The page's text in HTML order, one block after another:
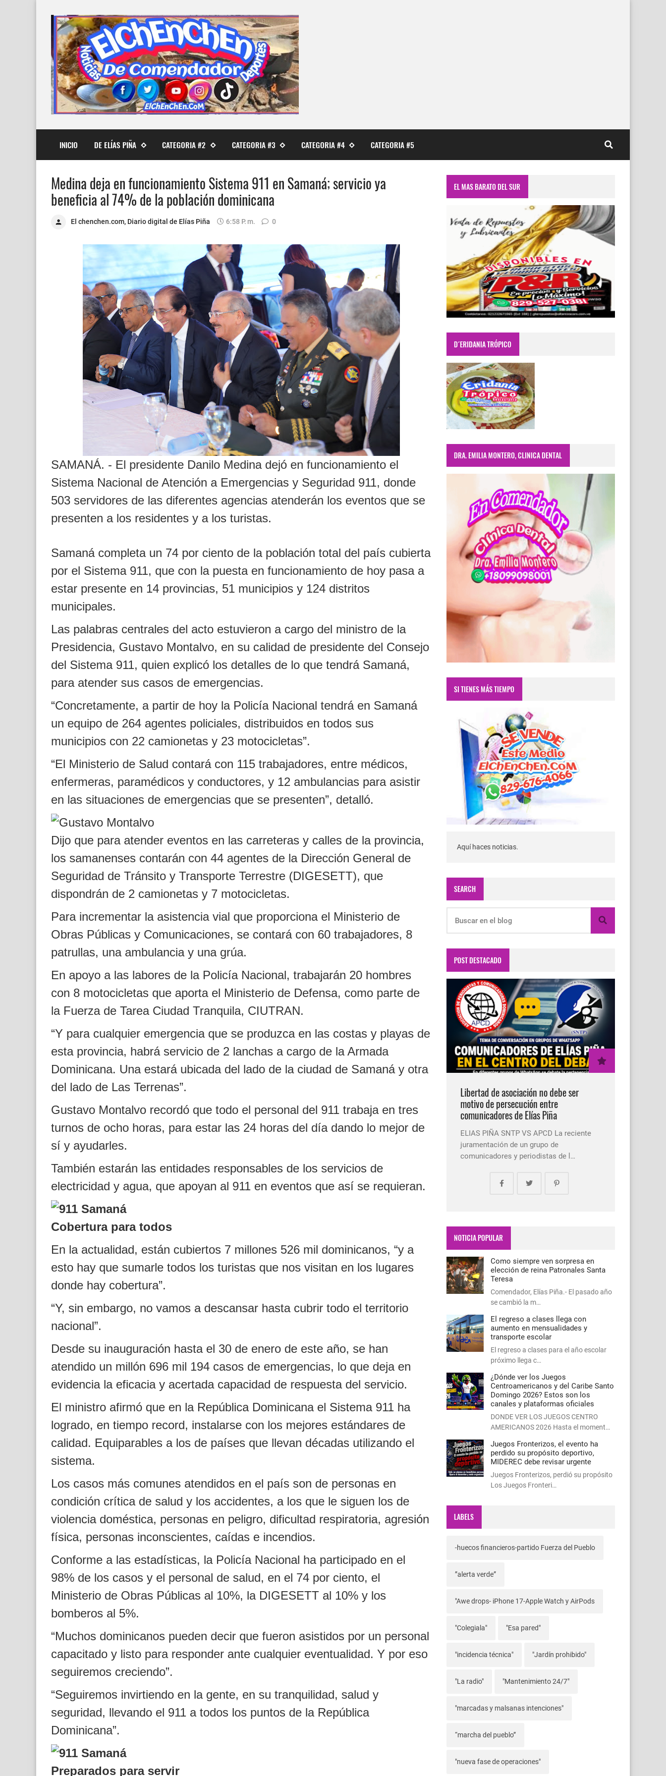
INICIO DE ELÍAS PIÑA CATEGORIA #2 CATEGORIA #3 CATEGORIA #4 CATEGORIA #5
Medina deja en funcionamiento Sistema 911 en Samaná; servicio ya
beneficia al 74% de la población dominicana
El chenchen.com, Diario digital de Elías Piña 6:58 P. M. 0
SAMANÁ. - El presidente Danilo Medina dejó en funcionamiento el
Sistema Nacional de Atención a Emergencias y Seguridad 911, donde
503 servidores de las diferentes agencias atenderán los eventos que se
presenten a los residentes y a los turistas.
Samaná completa un 74 por ciento de la población total del país cubierta
por el Sistema 911, que con la puesta en funcionamiento de hoy pasa a
estar presente en 14 provincias, 51 municipios y 124 distritos
municipales.
Las palabras centrales del acto estuvieron a cargo del ministro de la
Presidencia, Gustavo Montalvo, en su calidad de presidente del Consejo
del Sistema 911, quien explicó los detalles de lo que tendrá Samaná,
para atender sus casos de emergencias.
“Concretamente, a partir de hoy la Policía Nacional tendrá en Samaná
un equipo de 264 agentes policiales, distribuidos en todos sus
municipios con 22 camionetas y 23 motocicletas”.
“El Ministerio de Salud contará con 115 trabajadores, entre médicos,
enfermeras, paramédicos y conductores, y 12 ambulancias para asistir
en las situaciones de emergencias que se presenten”, detalló.
Dijo que para atender eventos en las carreteras y calles de la provincia,
los samanenses contarán con 44 agentes de la Dirección General de
Seguridad de Tránsito y Transporte Terrestre (DIGESETT), que
dispondrán de 2 camionetas y 7 motocicletas.
Para incrementar la asistencia vial que proporciona el Ministerio de
Obras Públicas y Comunicaciones, se contará con 60 trabajadores, 8
patrullas, una ambulancia y una grúa.
En apoyo a las labores de la Policía Nacional, trabajarán 20 hombres
con 8 motocicletas que aporta el Ministerio de Defensa, como parte de
la Fuerza de Tarea Ciudad Tranquila, CIUTRAN.
“Y para cualquier emergencia que se produzca en las costas y playas de
esta provincia, habrá servicio de 2 lanchas a cargo de la Armada
Dominicana. Una estará ubicada del lado de la ciudad de Samaná y otra
del lado de Las Terrenas”.
Gustavo Montalvo recordó que todo el personal del 911 trabaja en tres
turnos de ocho horas, para estar las 24 horas del día dando lo mejor de
sí y ayudarles.
También estarán las entidades responsables de los servicios de
electricidad y agua, que apoyan al 911 en eventos que así se requieran.
Cobertura para todos
En la actualidad, están cubiertos 7 millones 526 mil dominicanos, “y a
esto hay que sumarle todos los turistas que nos visitan en los lugares
donde hay cobertura”.
“Y, sin embargo, no vamos a descansar hasta cubrir todo el territorio
nacional”.
Desde su inauguración hasta el 30 de enero de este año, se han
atendido un millón 696 mil 194 casos de emergencias, lo que deja en
evidencia la eficacia y acertada capacidad de respuesta del servicio.
El ministro afirmó que en la República Dominicana el Sistema 911 ha
logrado, en tiempo record, instalarse con los mejores estándares de
calidad. Equiparables a los de países que llevan décadas utilizando el
sistema.
Los casos más comunes atendidos en el país son de personas en
condición crítica de salud y los accidentes, a los que le siguen los de
violencia doméstica, personas en peligro, dificultad respiratoria, agresión
física, personas inconscientes, caídas e incendios.
Conforme a las estadísticas, la Policía Nacional ha participado en el
98% de los casos y el personal de salud, en el 74 por ciento, el
Ministerio de Obras Públicas al 10%, la DIGESETT al 10% y los
bomberos al 5%.
“Muchos dominicanos pueden decir que fueron asistidos por un personal
capacitado y listo para responder ante cualquier eventualidad. Y por eso
seguiremos creciendo”.
“Seguiremos invirtiendo en la gente, en su tranquilidad, salud y
seguridad, llevando el 911 a todos los puntos de la República
Dominicana”.
Preparados para servir
EL MAS BARATO DEL SUR
D´ERIDANIA TRÓPICO
DRA. EMILIA MONTERO, CLINICA DENTAL
SI TIENES MÁS TIEMPO
Aquí haces noticias.
SEARCH
POST DESTACADO
Libertad de asociación no debe ser
motivo de persecución entre
comunicadores de Elías Piña
ELIAS PIÑA SNTP VS APCD La reciente
juramentación de un grupo de
comunicadores y periodistas de l…
NOTICIA POPULAR
Como siempre ven sorpresa en
elección de reina Patronales Santa
Teresa
Comendador, Elías Piña.- El pasado año
se cambió la m…
El regreso a clases llega con
aumento en mensualidades y
transporte escolar
El regreso a clases para el año escolar
próximo llega c…
¿Dónde ver los Juegos
Centroamericanos y del Caribe Santo
Domingo 2026? Estos son los
canales y plataformas oficiales
DONDE VER LOS JUEGOS CENTRO
AMERICANOS 2026 Hasta el moment…
Juegos Fronterizos, el evento ha
perdido su propósito deportivo,
MIDEREC debe revisar urgente
Juegos Fronterizos, perdió su propósito
Los Juegos Fronteri…
LABELS
-huecos financieros-partido Fuerza del Pueblo
”alerta verde”
"Awe drops- iPhone 17-Apple Watch y AirPods
"Colegiala" "Esa pared"
"incidencia técnica" "Jardín prohibido"
"La radio" "Mantenimiento 24/7"
"marcadas y malsanas intenciones"
“marcha del pueblo”
"nueva fase de operaciones"